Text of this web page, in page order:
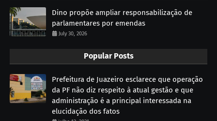
Dino propõe ampliar responsabilização de
parlamentares por emendas
July 30, 2026
Popular Posts
Prefeitura de Juazeiro esclarece que operação
da PF não diz respeito à atual gestão e que
administração é a principal interessada na
elucidação dos fatos